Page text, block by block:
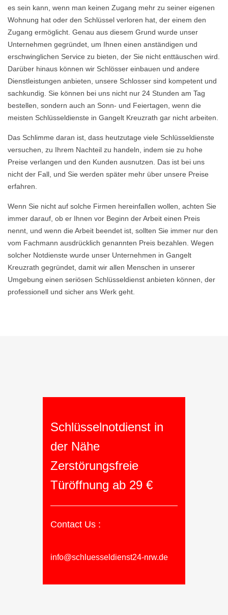
es sein kann, wenn man keinen Zugang mehr zu seiner eigenen
Wohnung hat oder den Schlüssel verloren hat, der einem den
Zugang ermöglicht. Genau aus diesem Grund wurde unser
Unternehmen gegründet, um Ihnen einen anständigen und
erschwinglichen Service zu bieten, der Sie nicht enttäuschen wird.
Darüber hinaus können wir Schlösser einbauen und andere
Dienstleistungen anbieten, unsere Schlosser sind kompetent und
sachkundig. Sie können bei uns nicht nur 24 Stunden am Tag
bestellen, sondern auch an Sonn- und Feiertagen, wenn die
meisten Schlüsseldienste in Gangelt Kreuzrath gar nicht arbeiten.
Das Schlimme daran ist, dass heutzutage viele Schlüsseldienste
versuchen, zu Ihrem Nachteil zu handeln, indem sie zu hohe
Preise verlangen und den Kunden ausnutzen. Das ist bei uns
nicht der Fall, und Sie werden später mehr über unsere Preise
erfahren.
Wenn Sie nicht auf solche Firmen hereinfallen wollen, achten Sie
immer darauf, ob er Ihnen vor Beginn der Arbeit einen Preis
nennt, und wenn die Arbeit beendet ist, sollten Sie immer nur den
vom Fachmann ausdrücklich genannten Preis bezahlen. Wegen
solcher Notdienste wurde unser Unternehmen in Gangelt
Kreuzrath gegründet, damit wir allen Menschen in unserer
Umgebung einen seriösen Schlüsseldienst anbieten können, der
professionell und sicher ans Werk geht.
Schlüsselnotdienst in
der Nähe
Zerstörungsfreie
Türöffnung ab 29 €
Contact Us :
info@schluesseldienst24-nrw.de